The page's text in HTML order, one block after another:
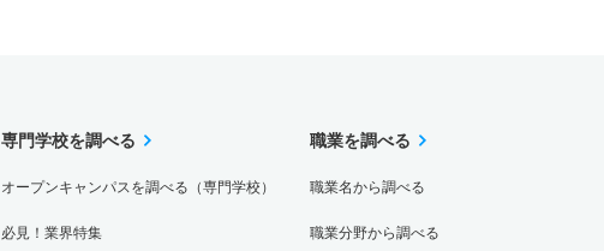
専門学校を調べる
オープンキャンパスを調べる（専門学校）
必見！業界特集
職業を調べる
職業名から調べる
職業分野から調べる